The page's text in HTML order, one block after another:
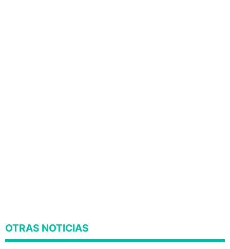
OTRAS NOTICIAS